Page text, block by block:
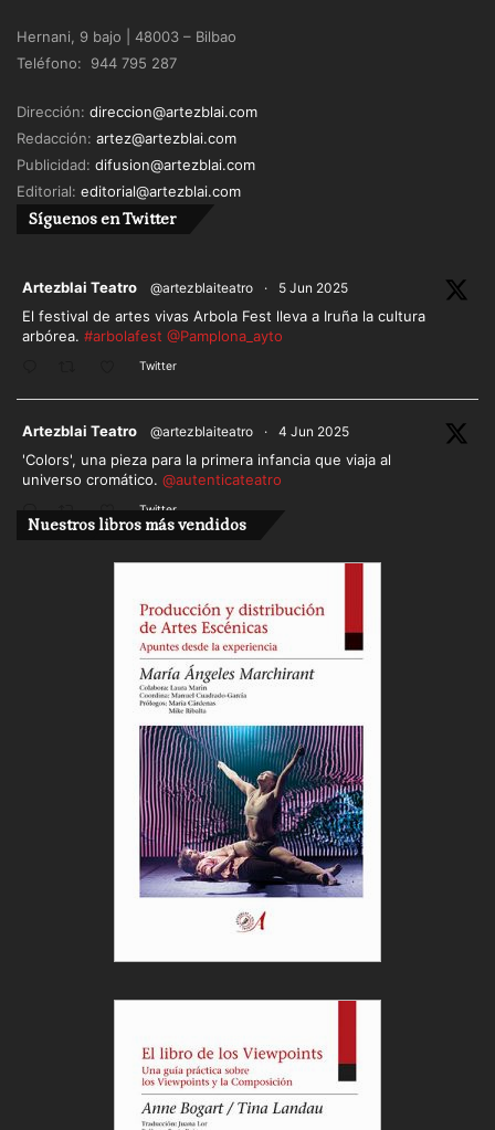
reconocibles y, gracias al juego, en buena parte,
risibles, al dejarlos con el culo al aire.
P. S. – Otros artículos relacionados:
Panadaría”. Publicado el 30 de octubre de 2017.
“Subversión y diversión queer. A Panadaría y
Rodrigo Cuevas. 34 MIT Ribadavia”. Publicado el 20
Hernani, 9 bajo | 48003 – Bilbao
Teléfono: 944 795 287
Dirección: direccion@artezblai.com
Redacción: artez@artezblai.com
Publicidad: difusion@artezblai.com
Editorial: editorial@artezblai.com
Síguenos en Twitter
Artezblai Teatro @artezblaiteatro · 5 Jun 2025
El festival de artes vivas Arbola Fest lleva a Iruña la cultura
arbórea. #arbolafest @Pamplona_ayto
Twitter
Artezblai Teatro @artezblaiteatro · 4 Jun 2025
'Colors', una pieza para la primera infancia que viaja al
universo cromático. @autenticateatro
Twitter
Cargar más
Nuestros libros más vendidos